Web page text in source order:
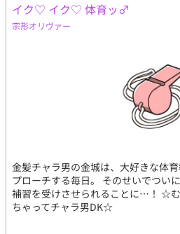
イク♡ イク♡ 体育ッ♂
宗形オリヴァー
金髪チャラ男の金城は、大好きな体
プローチする毎日。 そのせいでつい
補習を受けさせられることに…！ ☆
ちゃってチャラ男DK☆